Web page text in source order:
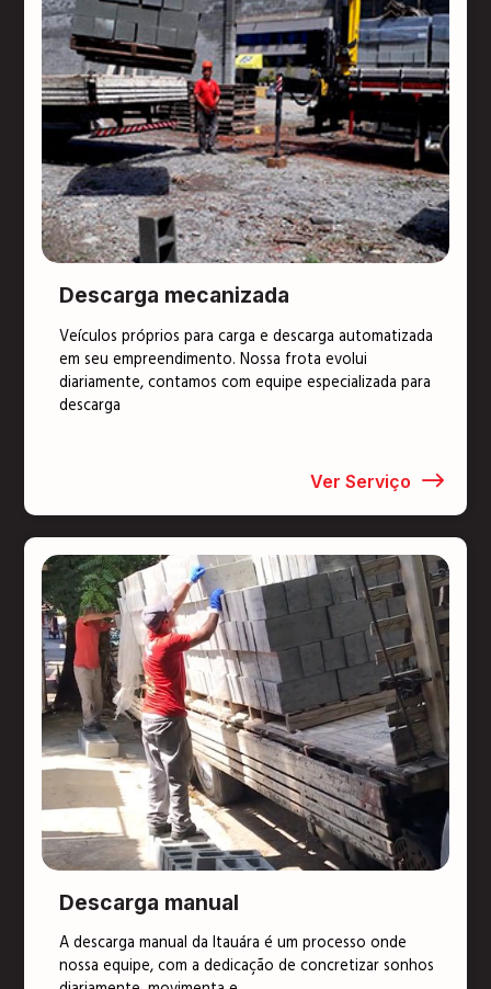
Descarga mecanizada
Veículos próprios para carga e descarga automatizada
em seu empreendimento. Nossa frota evolui
diariamente, contamos com equipe especializada para
descarga
Ver Serviço
Descarga manual
A descarga manual da Itauára é um processo onde
nossa equipe, com a dedicação de concretizar sonhos